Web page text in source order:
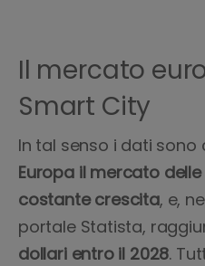
Il mercato
Smart City
In tal senso i dati
Europa il mercato
costante crescita, e,
portale Statista,
dollari entro il 2028.